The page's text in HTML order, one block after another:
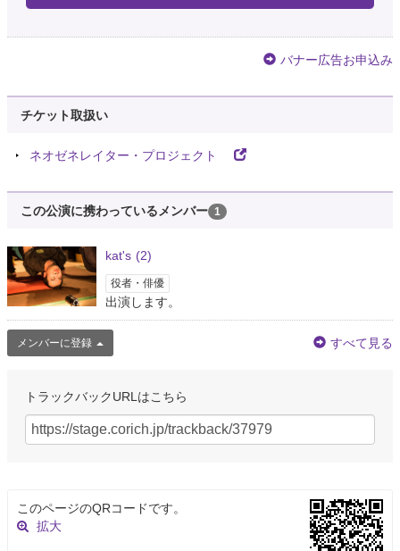
バナー広告お申込み
チケット取扱い
ネオゼネレイター・プロジェクト
この公演に携わっているメンバー 1
kat's (2)
役者・俳優
出演します。
メンバーに登録 すべて見る
トラックバックURLはこちら
このページのQRコードです。
拡大